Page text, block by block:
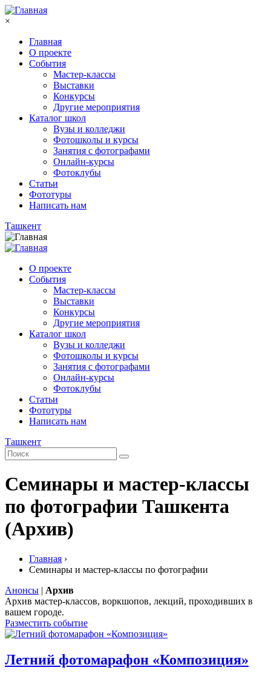
Перейти к основному содержанию
×
Главная
О проекте
События
Мастер-классы
Выставки
Конкурсы
Другие мероприятия
Каталог школ
Вузы и колледжи
Фотошколы и курсы
Занятия с фотографами
Онлайн-курсы
Фотоклубы
Статьи
Фототуры
Написать нам
Ташкент
О проекте
События
Мастер-классы
Выставки
Конкурсы
Другие мероприятия
Каталог школ
Вузы и колледжи
Фотошколы и курсы
Занятия с фотографами
Онлайн-курсы
Фотоклубы
Статьи
Фототуры
Написать нам
Ташкент
Семинары и мастер-классы
по фотографии Ташкента
(Архив)
Главная ›
Семинары и мастер-классы по фотографии
Анонсы | Архив
Архив мастер-классов, воркшопов, лекций, проходивших в
вашем городе.
Разместить событие
Летний фотомарафон «Композиция»